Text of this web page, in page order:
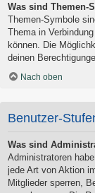
Was sind Themen-
Themen-Symbole
Thema in
können. Die
deinen
Nach oben
Benutzer-
Was sind
Administratoren
jede Art von Aktion
Mitglieder sperren,